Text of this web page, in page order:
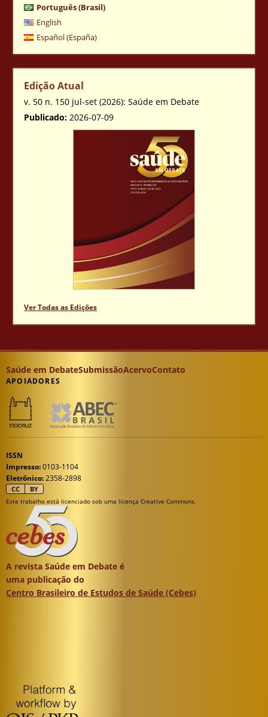
Português (Brasil)
English
Español (España)
Edição Atual
v. 50 n. 150 jul-set (2026): Saúde em Debate
Publicado: 2026-07-09
Ver Todas as Edições
Saúde em DebateSubmissãoAcervoContato
APOIADORES
ISSN
Impresso:0103-1104
Eletrônico:2358-2898
CC BY
Este trabalho está licenciado sob uma licença Creative Commons.
A revista Saúde em Debate é
uma publicação do
Centro Brasileiro de Estudos de Saúde (Cebes)